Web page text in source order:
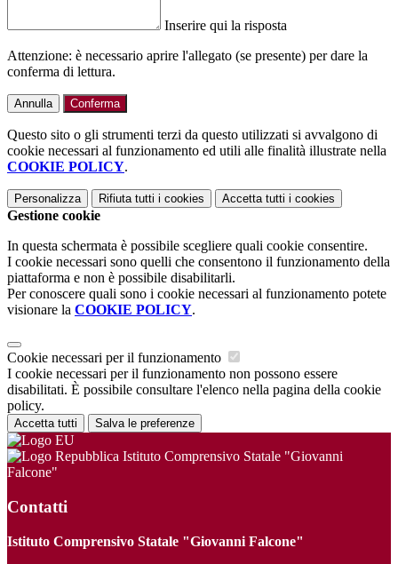
Inserire qui la risposta
Attenzione: è necessario aprire l'allegato (se presente) per dare la
conferma di lettura.
Annulla Conferma
Questo sito o gli strumenti terzi da questo utilizzati si avvalgono di
cookie necessari al funzionamento ed utili alle finalità illustrate nella
COOKIE POLICY.
Personalizza Rifiuta tutti i cookies Accetta tutti i cookies
Gestione cookie
In questa schermata è possibile scegliere quali cookie consentire.
I cookie necessari sono quelli che consentono il funzionamento della
piattaforma e non è possibile disabilitarli.
Per conoscere quali sono i cookie necessari al funzionamento potete
visionare la COOKIE POLICY.
Cookie necessari per il funzionamento
I cookie necessari per il funzionamento non possono essere
disabilitati. È possibile consultare l'elenco nella pagina della cookie
policy.
Accetta tutti Salva le preferenze
Istituto Comprensivo Statale "Giovanni
Falcone"
Contatti
Istituto Comprensivo Statale "Giovanni Falcone"